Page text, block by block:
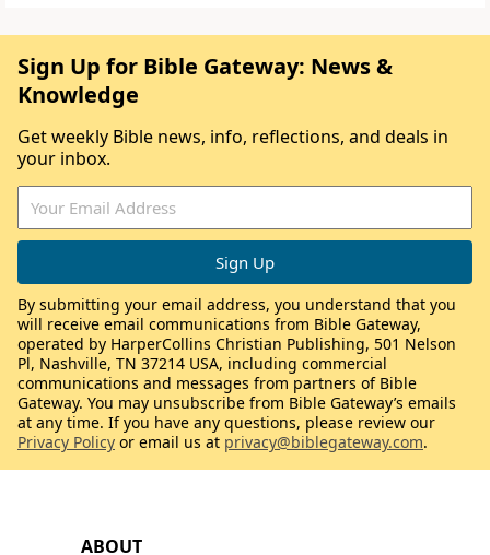
ABOUT
Sign Up for Bible Gateway: News &
Knowledge
Get weekly Bible news, info, reflections, and deals in
your inbox.
By submitting your email address, you understand that you
will receive email communications from Bible Gateway,
operated by HarperCollins Christian Publishing, 501 Nelson
Pl, Nashville, TN 37214 USA, including commercial
communications and messages from partners of Bible
Gateway. You may unsubscribe from Bible Gateway’s emails
at any time. If you have any questions, please review our
Privacy Policy or email us at privacy@biblegateway.com.